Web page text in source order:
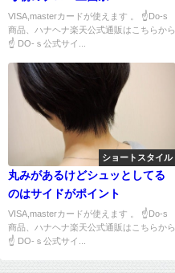
VISA,masterカードが使えます 。 ☝Do-s
商品、ハナヘナ楽天公式通販はこちらから
☝ DO-ｓ公式サイ...
ショートスタイル
丸みがあるけどシュッとしてる
のはサイドがポイント
VISA,masterカードが使えます 。 ☝Do-s
商品、ハナヘナ楽天公式通販はこちらから
☝ DO-ｓ公式サイ...